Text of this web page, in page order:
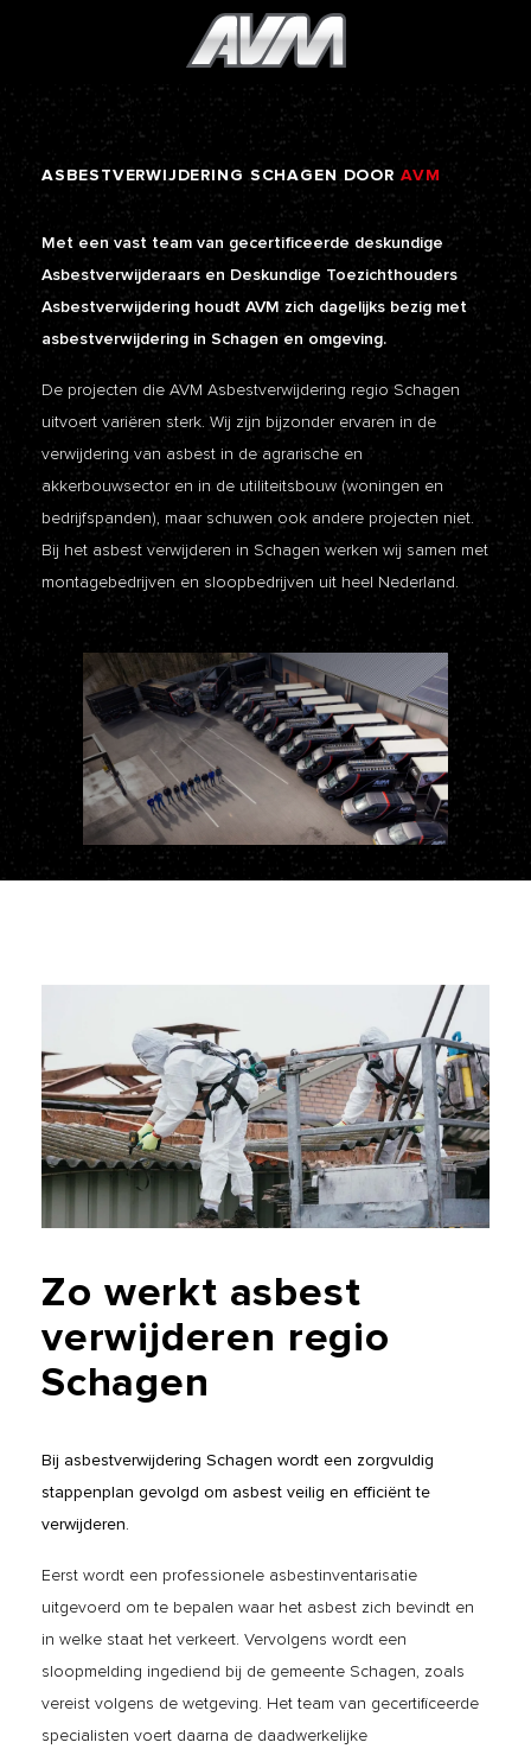
ASBESTVERWIJDERING SCHAGEN DOOR AVM
Met een vast team van gecertificeerde deskundige
Asbestverwijderaars en Deskundige Toezichthouders
Asbestverwijdering houdt AVM zich dagelijks bezig met
asbestverwijdering in Schagen en omgeving.
De projecten die AVM Asbestverwijdering regio Schagen
uitvoert variëren sterk. Wij zijn bijzonder ervaren in de
verwijdering van asbest in de agrarische en
akkerbouwsector en in de utiliteitsbouw (woningen en
bedrijfspanden), maar schuwen ook andere projecten niet.
Bij het asbest verwijderen in Schagen werken wij samen met
montagebedrijven en sloopbedrijven uit heel Nederland.
Zo werkt asbest
verwijderen regio
Schagen
Bij asbestverwijdering Schagen wordt een zorgvuldig
stappenplan gevolgd om asbest veilig en efficiënt te
verwijderen.
Eerst wordt een professionele asbestinventarisatie
uitgevoerd om te bepalen waar het asbest zich bevindt en
in welke staat het verkeert. Vervolgens wordt een
sloopmelding ingediend bij de gemeente Schagen, zoals
vereist volgens de wetgeving. Het team van gecertificeerde
specialisten voert daarna de daadwerkelijke